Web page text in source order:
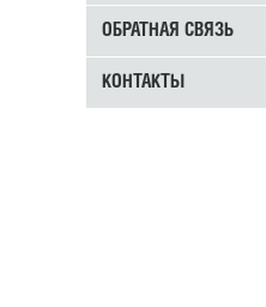
ОБРАТНАЯ СВЯЗЬ
КОНТАКТЫ